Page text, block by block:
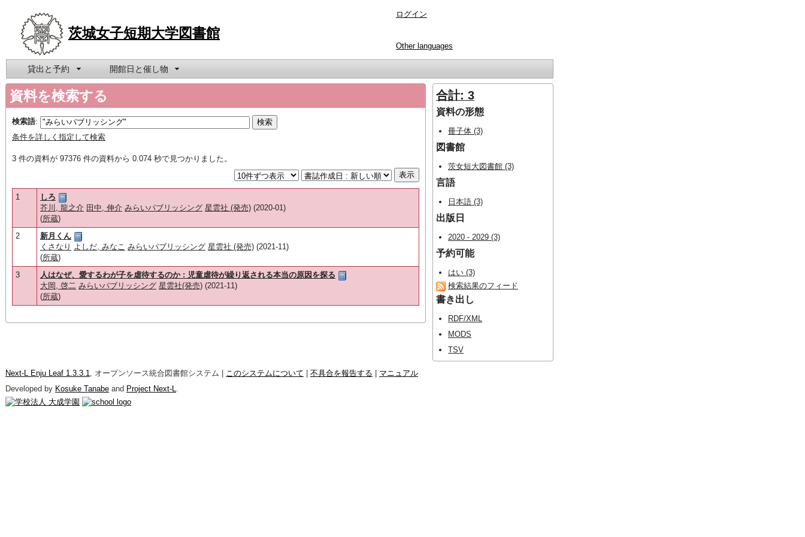
茨城女子短期大学図書館
ログイン
Other languages
貸出と予約 開館日と催し物
資料を検索する
検索語:
条件を詳しく指定して検索
3 件の資料が 97376 件の資料から 0.074 秒で見つかりました。
1
しろ
芥川, 龍之介 田中, 伸介 みらいパブリッシング 星雲社 (発売) (2020-01)
(所蔵)
2
新月くん
くさなり よしだ, みなこ みらいパブリッシング 星雲社 (発売) (2021-11)
(所蔵)
3
人はなぜ、愛するわが子を虐待するのか : 児童虐待が繰り返される本当の原因を探る
大岡, 啓二 みらいパブリッシング 星雲社(発売) (2021-11)
(所蔵)
合計: 3
資料の形態
冊子体 (3)
図書館
茨女短大図書館 (3)
言語
日本語 (3)
出版日
2020 - 2029 (3)
予約可能
はい (3)
検索結果のフィード
書き出し
RDF/XML
MODS
TSV
Next-L Enju Leaf 1.3.3.1, オープンソース統合図書館システム | このシステムについて 不具合を報告する
マニュアル
Developed by Kosuke Tanabe and Project Next-L.